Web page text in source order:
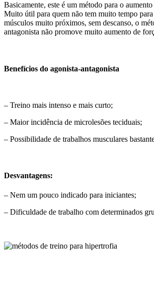
Basicamente, este é um método para o
Muito útil para quem não tem muito tempo
músculos muito próximos, sem descanso, o
antagonista não promove muito aumento de
Benefícios do agonista-antagonista
– Treino mais intenso e mais curto;
– Maior incidência de microlesões teciduais;
– Possibilidade de trabalhos musculares
Desvantagens:
– Nem um pouco indicado para iniciantes;
– Dificuldade de trabalho com determinados